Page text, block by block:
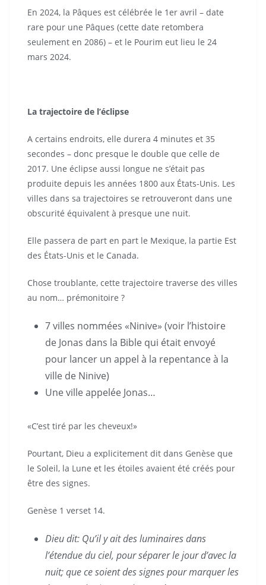
En 2024, la Pâques est célébrée le 1er avril – date
rare pour une Pâques (cette date retombera
seulement en 2086) – et le Pourim eut lieu le 24
mars 2024.
La trajectoire de l’éclipse
A certains endroits, elle durera 4 minutes et 35
secondes – donc presque le double que celle de
2017. Une éclipse aussi longue ne s’était pas
produite depuis les années 1800 aux États-Unis. Les
villes dans sa trajectoires se retrouveront dans une
obscurité équivalent à presque une nuit.
Elle passera de part en part le Mexique, la partie Est
des États-Unis et le Canada.
Chose troublante, cette trajectoire traverse des villes
au nom… prémonitoire ?
7 villes nommées «Ninive» (voir l’histoire
de Jonas dans la Bible qui était envoyé
pour lancer un appel à la repentance à la
ville de Ninive)
Une ville appelée Jonas…
«C’est tiré par les cheveux!»
Pourtant, Dieu a explicitement dit dans Genèse que
le Soleil, la Lune et les étoiles avaient été créés pour
être des signes.
Genèse 1 verset 14.
Dieu dit: Qu’il y ait des luminaires dans
l’étendue du ciel, pour séparer le jour d’avec la
nuit; que ce soient des signes pour marquer les